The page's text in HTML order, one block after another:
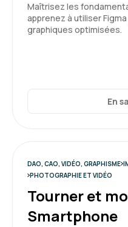
Maîtrisez les
apprenez à utiliser
graphiques optimisées.
En
DAO, CAO, VIDÉO, GRAPHISME
PHOTOGRAPHIE ET VIDÉO
Tourner et
Smartphone